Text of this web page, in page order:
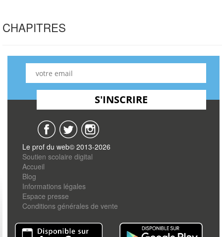
CHAPITRES
Le prof du web© 2013-2026
Soutien scolaire digital
Accueil
Blog
Informations légales
Espace presse
Conditions générales de vente